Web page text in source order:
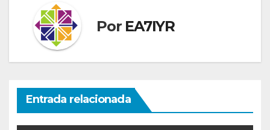
Por EA7IYR
Entrada relacionada